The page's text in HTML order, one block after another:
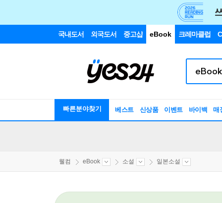
국내도서 외국도서 중고샵 eBook 크레마클럽
빠른분야찾기 베스트 신상품 이벤트 바이백 매
웰컴 eBook 소설 일본소설